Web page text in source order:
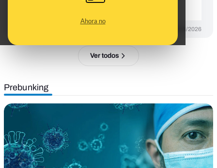
Ahora no
imágenes de 2025 en Hong Kong
18/03/2026
Ver todos
Prebunking